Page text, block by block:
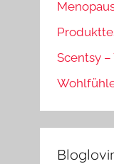
Scentsy